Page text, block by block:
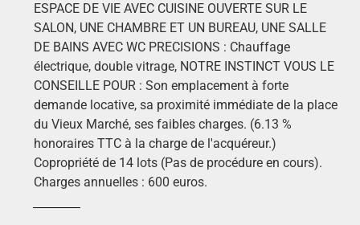
ESPACE DE VIE AVEC CUISINE OUVERTE SUR LE
SALON, UNE CHAMBRE ET UN BUREAU, UNE SALLE
DE BAINS AVEC WC PRECISIONS : Chauffage
électrique, double vitrage, NOTRE INSTINCT VOUS LE
CONSEILLE POUR : Son emplacement à forte
demande locative, sa proximité immédiate de la place
du Vieux Marché, ses faibles charges. (6.13 %
honoraires TTC à la charge de l'acquéreur.)
Copropriété de 14 lots (Pas de procédure en cours).
Charges annuelles : 600 euros.